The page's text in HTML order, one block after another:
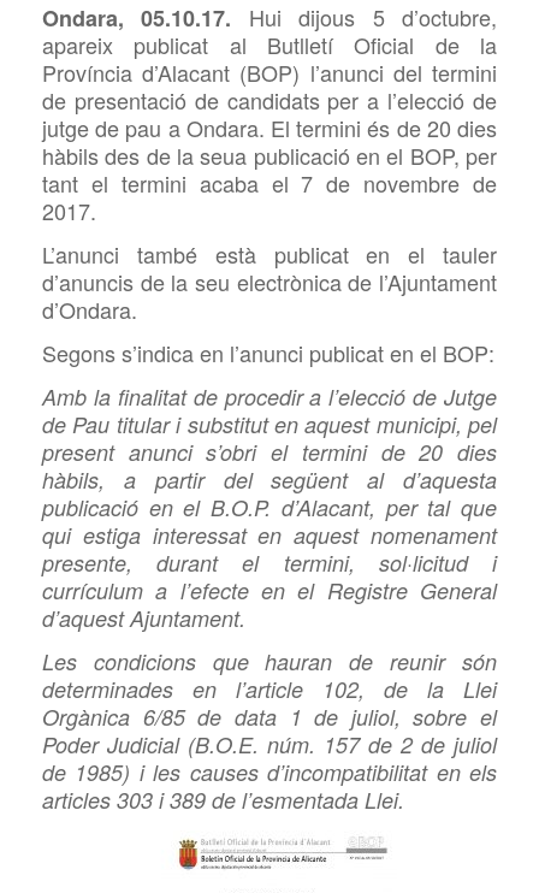
Ondara, 05.10.17. Hui dijous 5 d’octubre,
apareix publicat al Butlletí Oficial de la
Província d’Alacant (BOP) l’anunci del termini
de presentació de candidats per a l’elecció de
jutge de pau a Ondara. El termini és de 20 dies
hàbils des de la seua publicació en el BOP, per
tant el termini acaba el 7 de novembre de
2017.
L’anunci també està publicat en el tauler
d’anuncis de la seu electrònica de l’Ajuntament
d’Ondara.
Segons s’indica en l’anunci publicat en el BOP:
Amb la finalitat de procedir a l’elecció de Jutge
de Pau titular i substitut en aquest municipi, pel
present anunci s’obri el termini de 20 dies
hàbils, a partir del següent al d’aquesta
publicació en el B.O.P. d’Alacant, per tal que
qui estiga interessat en aquest nomenament
presente, durant el termini, sol·licitud i
currículum a l’efecte en el Registre General
d’aquest Ajuntament.
Les condicions que hauran de reunir són
determinades en l’article 102, de la Llei
Orgànica 6/85 de data 1 de juliol, sobre el
Poder Judicial (B.O.E. núm. 157 de 2 de juliol
de 1985) i les causes d’incompatibilitat en els
articles 303 i 389 de l’esmentada Llei.